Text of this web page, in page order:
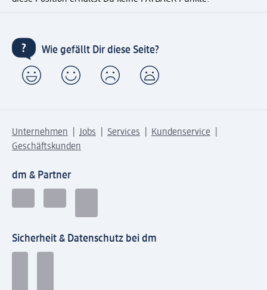
Wie gefällt Dir diese Seite?
Unternehmen Jobs Services
Kundenservice
Geschäftskunden
dm & Partner
Sicherheit & Datenschutz bei dm